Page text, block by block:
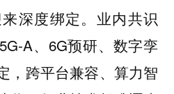
深度绑定。业内共识
A、6G预研、数字孪
，跨平台兼容、算力智